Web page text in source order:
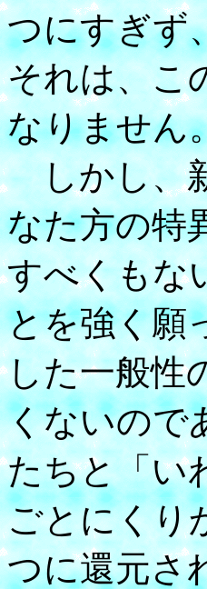
つにすぎず
それは、こ
なりません
しかし、
なた方の特
すべくもな
とを強く願
した一般性
くないので
たちと「い
ごとにくり
つに還元さ